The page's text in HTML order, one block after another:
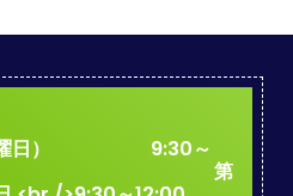
金曜日） 9:30～
第